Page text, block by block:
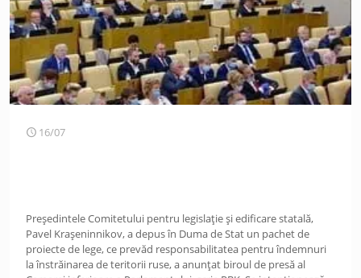
16/07
Președintele Comitetului pentru legislație și edificare statală,
Pavel Krașeninnikov, a depus în Duma de Stat un pachet de
proiecte de lege, ce prevăd responsabilitatea pentru îndemnuri
la înstrăinarea de teritorii ruse, a anunțat biroul de presă al